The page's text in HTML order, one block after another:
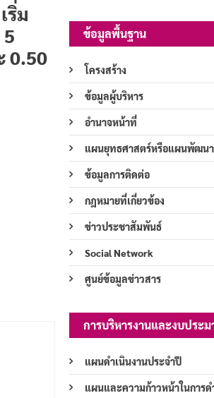
ริ่ม
0.50
ข้อมูลพื้นฐาน
โครงสร้าง
ข้อมูลผู้บริหาร
อำนาจหน้าที่
แผนยุทธศาสตร์หรือแผนพัฒน
ข้อมูลการติดต่อ
กฎหมายที่เกี่ยวข้อง
ข่าวประชาสัมพันธ์
Social Network
ศูนย์ข้อมูลข่าวสาร
การบริหารงานและงบประ
แผนดำเนินงานประจำปี
แผนและความก้าวหน้าในการด